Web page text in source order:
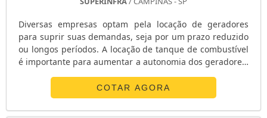
Diversas empresas optam pela locação de geradores
para suprir suas demandas, seja por um prazo reduzido
ou longos períodos. A locação de tanque de combustível
é importante para aumentar a autonomia dos geradores,
segurança da operação. Os geradores trabalham com o
fornecimento de energia para alimentação contínua,
emergencial, paradas para manutenção, horário de
COTAR AGORA